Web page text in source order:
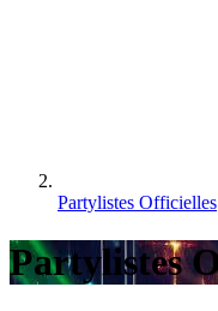
Partylistes Officielles
Partylistes